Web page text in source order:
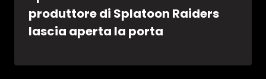
produttore di Splatoon Raiders
lascia aperta la porta